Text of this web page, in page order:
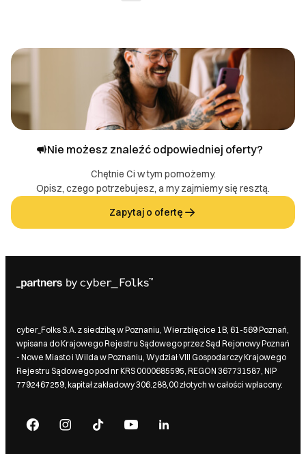
Nie możesz znaleźć odpowiedniej oferty?
Chętnie Ci w tym pomożemy.
Opisz, czego potrzebujesz, a my zajmiemy się resztą.
Zapytaj o ofertę
cyber_Folks S.A. z siedzibą w Poznaniu, Wierzbięcice 1B, 61-569 Poznań,
wpisana do Krajowego Rejestru Sądowego przez Sąd Rejonowy Poznań
- Nowe Miasto i Wilda w Poznaniu, Wydział VIII Gospodarczy Krajowego
Rejestru Sądowego pod nr KRS 0000685595, REGON 367731587, NIP
7792467259, kapitał zakładowy 306.288,00 złotych w całości wpłacony.